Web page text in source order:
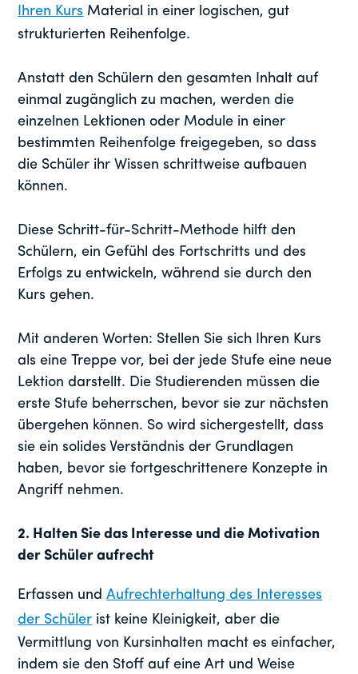
Ihren Kurs Material in einer logischen, gut
strukturierten Reihenfolge.
Anstatt den Schülern den gesamten Inhalt auf
einmal zugänglich zu machen, werden die
einzelnen Lektionen oder Module in einer
bestimmten Reihenfolge freigegeben, so dass
die Schüler ihr Wissen schrittweise aufbauen
können.
Diese Schritt-für-Schritt-Methode hilft den
Schülern, ein Gefühl des Fortschritts und des
Erfolgs zu entwickeln, während sie durch den
Kurs gehen.
Mit anderen Worten: Stellen Sie sich Ihren Kurs
als eine Treppe vor, bei der jede Stufe eine neue
Lektion darstellt. Die Studierenden müssen die
erste Stufe beherrschen, bevor sie zur nächsten
übergehen können. So wird sichergestellt, dass
sie ein solides Verständnis der Grundlagen
haben, bevor sie fortgeschrittenere Konzepte in
Angriff nehmen.
2. Halten Sie das Interesse und die Motivation
der Schüler aufrecht
Erfassen undAufrechterhaltung des Interesses
der Schüler ist keine Kleinigkeit, aber die
Vermittlung von Kursinhalten macht es einfacher,
indem sie den Stoff auf eine Art und Weise